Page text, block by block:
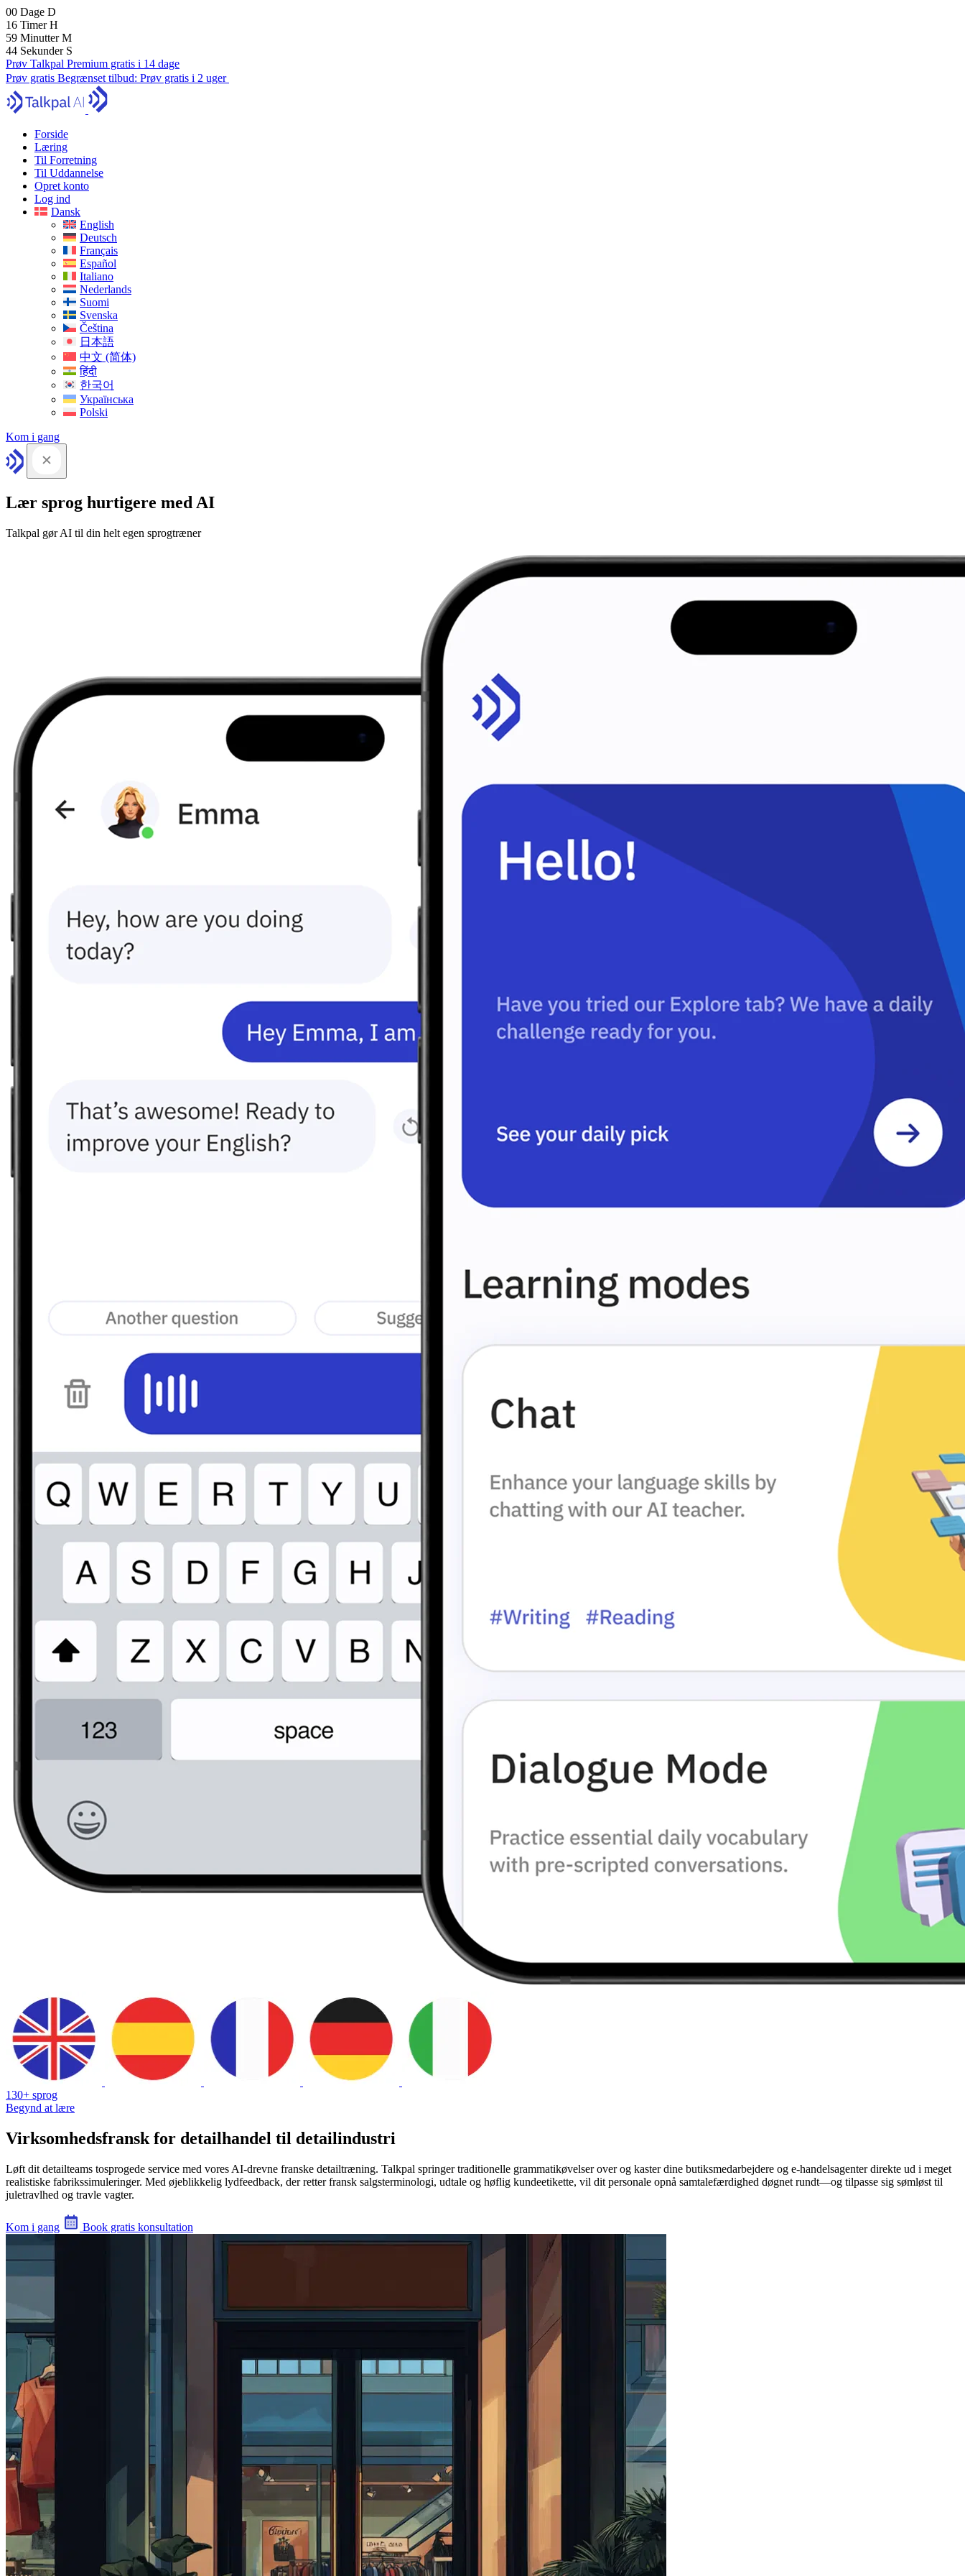
00 Dage D
16 TimerH
59 MinutterM
43 Sekunder S
Prøv Talkpal Premium gratis i 14 dage
Prøv gratis Begrænset tilbud: Prøv gratis i 2 uger
Forside
Læring
Til Forretning
Til Uddannelse
Opret konto
Log ind
Dansk
English
Deutsch
Français
Español
Italiano
Nederlands
Suomi
Svenska
Čeština
日本語
中文 (简体)
हिंदी
한국어
Українська
Polski
Kom i gang
Lær sprog hurtigere med AI
Talkpal gør AI til din helt egen sprogtræner
130+ sprog
Begynd at lære
Virksomhedsfransk for detailhandel til detailindustri
Løft dit detailteams tosprogede service med vores AI-drevne franske detailtræning. Talkpal springer traditionelle grammatikøvelser over og kaster dine butiksmedarbejdere og e-handelsagenter direkte ud i meget
realistiske fabrikssimuleringer. Med øjeblikkelig lydfeedback, der retter fransk salgsterminologi, udtale og høflig kundeetikette, vil dit personale opnå samtalefærdighed døgnet rundt—og tilpasse sig sømløst til
juletravlhed og travle vagter.
Kom i gang Book gratis konsultation